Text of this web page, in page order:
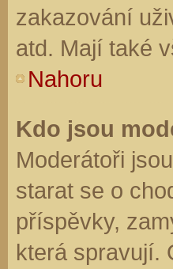
zakazování
atd. Mají také
Nahoru
Kdo jsou
Moderátoři
starat se o
příspěvky,
která spravují.